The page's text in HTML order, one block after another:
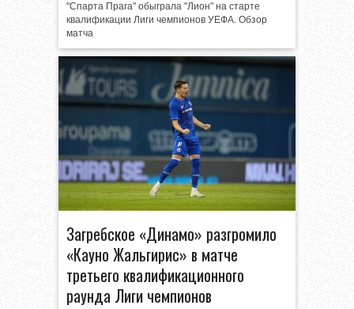
"Спарта Прага" обыграла "Лион" на старте
квалификации Лиги чемпионов УЕФА. Обзор
матча
Загребское «Динамо» разгромило
«Каунo Жальгирис» в матче
третьего квалификационного
раунда Лиги чемпионов